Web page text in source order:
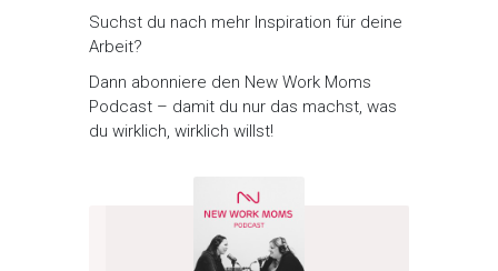
Suchst du nach mehr Inspiration für deine
Arbeit?
Dann abonniere den New Work Moms
Podcast – damit du nur das machst, was
du wirklich, wirklich willst!